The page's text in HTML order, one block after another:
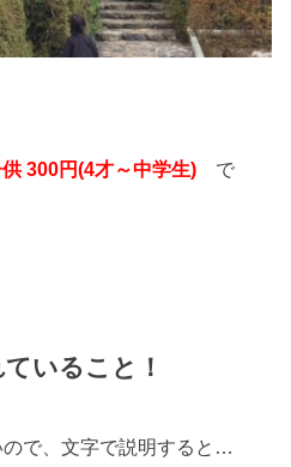
300円(4才～中学生) で
いること！
で、文字で説明すると…